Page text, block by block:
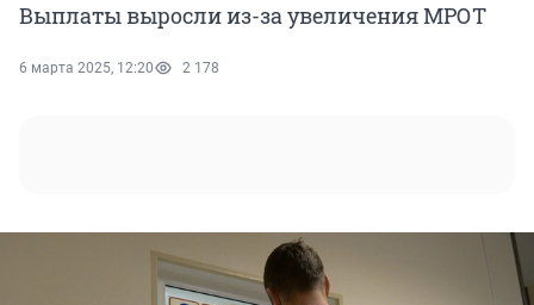
Выплаты выросли из-за увеличения МРОТ
6 марта 2025, 12:20 2 178